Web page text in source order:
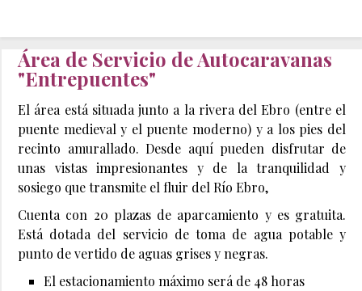
Área de Servicio de Autocaravanas
"Entrepuentes"
El área está situada junto a la rivera del Ebro (entre el
puente medieval y el puente moderno) y a los pies del
recinto amurallado. Desde aquí pueden disfrutar de
unas vistas impresionantes y de la tranquilidad y
sosiego que transmite el fluir del Río Ebro,
Cuenta con 20 plazas de aparcamiento y es gratuita.
Está dotada del servicio de toma de agua potable y
punto de vertido de aguas grises y negras.
El estacionamiento máximo será de 48 horas